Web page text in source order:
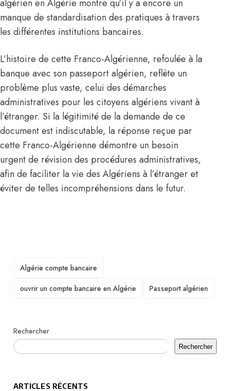
algérien en Algérie montre qu’il y a encore un
manque de standardisation des pratiques à travers
les différentes institutions bancaires.
L’histoire de cette Franco-Algérienne, refoulée à la
banque avec son passeport algérien, reflète un
problème plus vaste, celui des démarches
administratives pour les citoyens algériens vivant à
l’étranger. Si la légitimité de la demande de ce
document est indiscutable, la réponse reçue par
cette Franco-Algérienne démontre un besoin
urgent de révision des procédures administratives,
afin de faciliter la vie des Algériens à l’étranger et
éviter de telles incompréhensions dans le futur.
TAGS
Algérie compte bancaire
ouvrir un compte bancaire en Algérie
Passeport algérien
Rechercher
Rechercher
ARTICLES RÉCENTS